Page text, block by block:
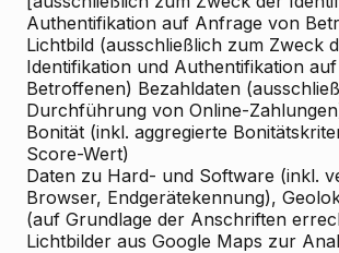
Authentifikation auf Anfrage von
Lichtbild (ausschließlich zum Zweck
Identifikation und Authentifikation
Betroffenen) Bezahldaten
Durchführung von Online-
Bonität (inkl. aggregierte
Score-Wert)
Daten zu Hard- und Software (inkl.
Browser, Endgerätekennung),
(auf Grundlage der Anschriften
Lichtbilder aus Google Maps zur